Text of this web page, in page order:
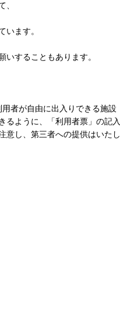
、
います。
することもあります。
者が自由に出入りできる施設
るように、「利用者票」の記入
意し、第三者への提供はいたし